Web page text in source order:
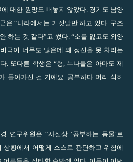
대한 원망도 빼놓지 않았다. 경기도 남양
은 “나라에서는 거짓말만 하고 있다. 구조
하는 것 같다”고 썼다. “소를 잃고도 외양
극이 너무도 많은데 왜 정신을 못 차리는
. 또다른 학생은 “형, 누나들은 아마도 제
돌아가신 걸 거예요. 공부하다 머리 식히
연구위원은 “사실상 ‘공부하는 동물’로
상황에서 어떻게 스스로 판단하고 위험에